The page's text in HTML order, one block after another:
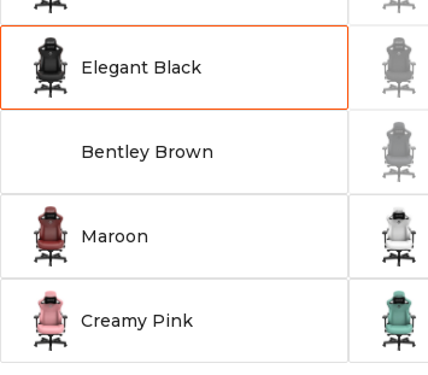
Elegant Black
Bentley Brown
Maroon
Creamy Pink